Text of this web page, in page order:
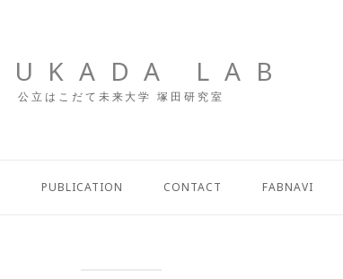
LAB
公立はこだて未来大学 塚田研究室
PUBLICATION CONTACT FABNAVI